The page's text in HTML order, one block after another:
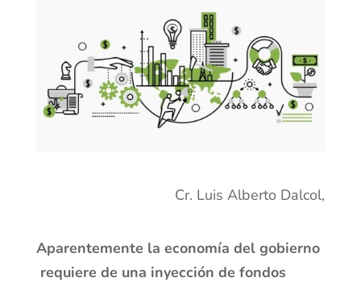
Cr. Luis Alberto Dalcol,
Aparentemente la economía del gobierno
requiere de una inyección de fondos